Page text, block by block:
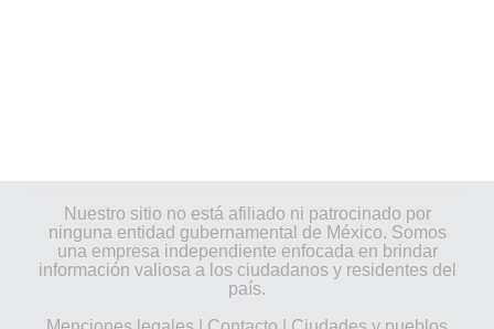
Nuestro sitio no está afiliado ni patrocinado por
ninguna entidad gubernamental de México. Somos
una empresa independiente enfocada en brindar
información valiosa a los ciudadanos y residentes del
país.